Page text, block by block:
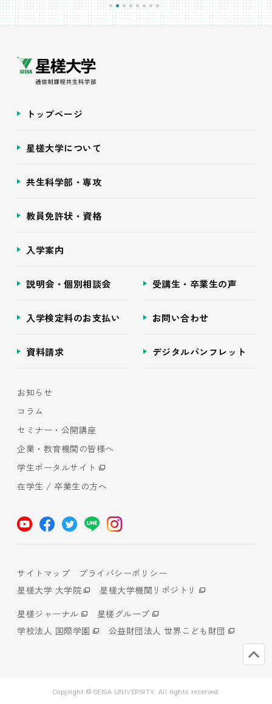
トップページ
星槎大学について
共生科学部・専攻
教員免許状・資格
入学案内
説明会・個別相談会 受講生・卒業生の声
入学検定料のお支払い お問い合わせ
資料請求 デジタルパンフレット
お知らせ
コラム
セミナー・公開講座
企業・教育機関の皆様へ
学生ポータルサイト
在学生 / 卒業生の方へ
サイトマップ
プライバシーポリシー
星槎大学 大学院
星槎大学機関リポジトリ
星槎ジャーナル
星槎グループ
学校法人 国際学園
公益財団法人 世界こども財団
Copyright © SEISA UNIVERSITY. All rights reserved.